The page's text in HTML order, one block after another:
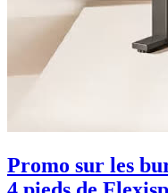
Promo sur les